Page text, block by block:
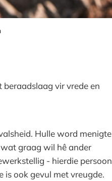
vir vrede en
Hulle word menigte
graag wil hê ander
- hierdie persoon
is ook gevul met vreugde.